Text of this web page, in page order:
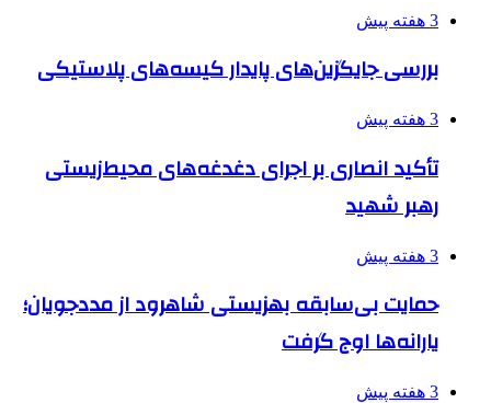
3 هفته پیش
بررسی جایگزین‌های پایدار کیسه‌های پلاستیکی
3 هفته پیش
تأکید انصاری بر اجرای دغدغه‌های محیط‌زیستی
رهبر شهید
3 هفته پیش
حمایت بی‌سابقه بهزیستی شاهرود از مددجویان؛
یارانه‌ها اوج گرفت
3 هفته پیش